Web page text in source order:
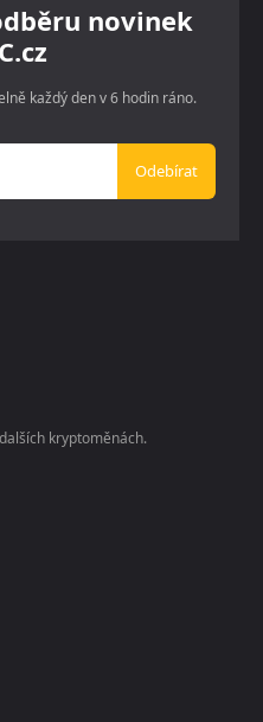
novinek
každý den v 6 hodin ráno.
Odebírat
kryptoměnách.